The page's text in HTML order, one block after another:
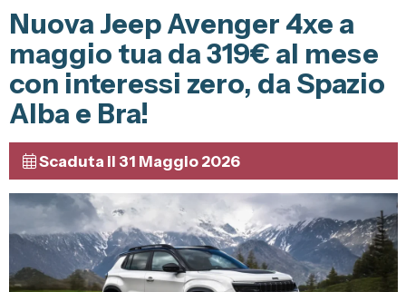
Fiat
Alfa Romeo
Veicoli Commerciali
Fiat Professional
Nuova Jeep Avenger 4xe a
maggio tua da 319€ al mese
con interessi zero, da Spazio
Alba e Bra!
Scaduta il 31 Maggio 2026